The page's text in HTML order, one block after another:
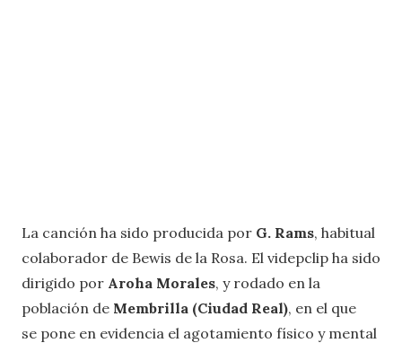
La canción ha sido producida por G. Rams, habitual
colaborador de Bewis de la Rosa. El videpclip ha sido
dirigido por Aroha Morales, y rodado en la
población de Membrilla (Ciudad Real), en el que
se pone en evidencia el agotamiento físico y mental